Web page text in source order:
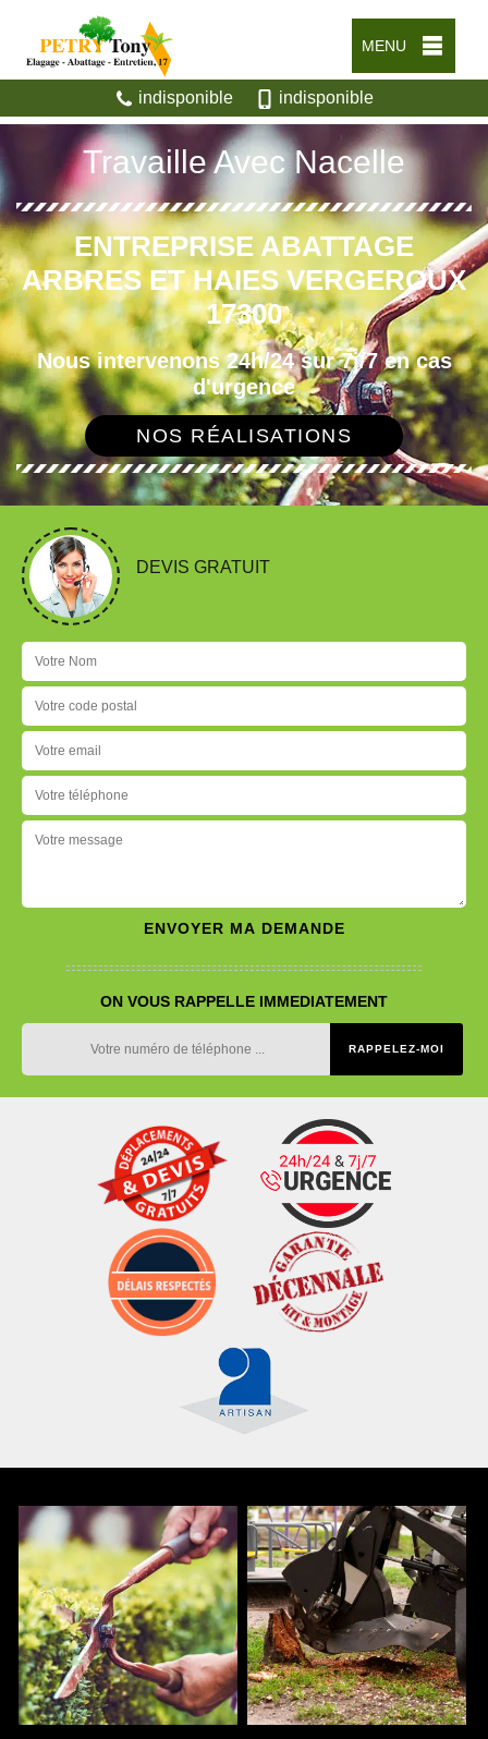
MENU
indisponible indisponible
Travaille Avec Nacelle
ENTREPRISE ABATTAGE
ARBRES ET HAIES VERGEROUX
17300
Nous intervenons 24h/24 sur 7j/7 en cas
d'urgence
NOS RÉALISATIONS
DEVIS GRATUIT
ON VOUS RAPPELLE IMMEDIATEMENT